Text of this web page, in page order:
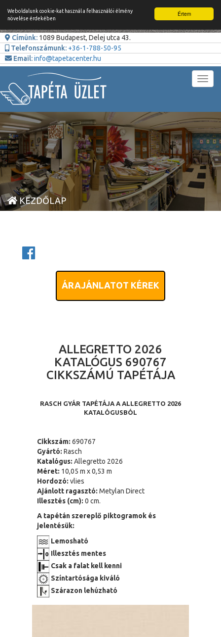
Értem
Weboldalunk cookie-kat használ a felhasználói élmény
növelése érdekében
Címünk: 1089 Budapest, Delej utca 43.
Telefonszámunk: +36-1-788-50-95
Email:info@tapetacenter.hu
KEZDŐLAP
ÁRAJÁNLATOT KÉREK
ALLEGRETTO 2026
KATALÓGUS 690767
CIKKSZÁMÚ TAPÉTÁJA
RASCH GYÁR TAPÉTÁJA A ALLEGRETTO 2026
KATALÓGUSBÓL
Cikkszám: 690767
Gyártó: Rasch
Katalógus: Allegretto 2026
Méret: 10,05 m x 0,53 m
Hordozó: vlies
Ajánlott ragasztó: Metylan Direct
Illesztés (cm): 0 cm.
A tapétán szereplő piktogramok és
jelentésük:
Lemosható
Illesztés mentes
Csak a falat kell kenni
Színtartósága kiváló
Szárazon lehúzható